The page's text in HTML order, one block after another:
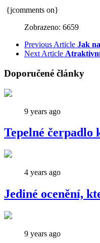
{jcomments on}
Zobrazeno: 6659
Previous Article Jak
Next Article
Doporučené články
9 years ago
Tepelné čerpadlo
4 years ago
Jediné ocenění,
9 years ago